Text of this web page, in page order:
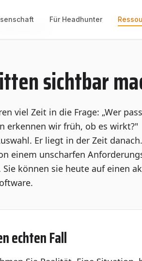
Für Headhunter
sichtbar
viel Zeit in die Frage: „Wer
erkennen wir früh, ob es wirkt?"
Er liegt in der Zeit
einem unscharfen
können sie heute auf einen
echten Fall